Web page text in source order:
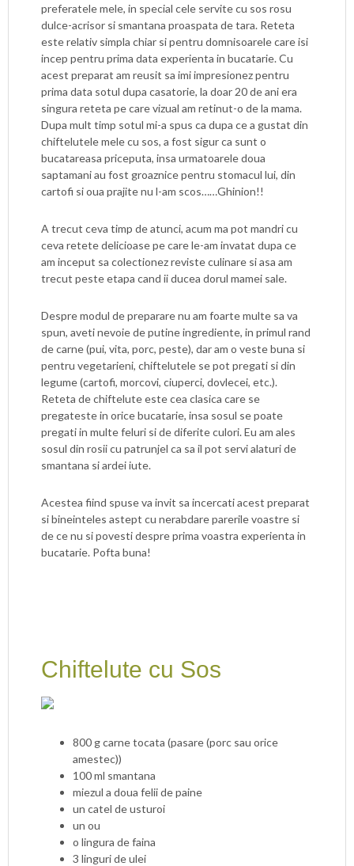
preferatele mele, in special cele servite cu sos rosu
dulce-acrisor si smantana proaspata de tara. Reteta
este relativ simpla chiar si pentru domnisoarele care isi
incep pentru prima data experienta in bucatarie. Cu
acest preparat am reusit sa imi impresionez pentru
prima data sotul dupa casatorie, la doar 20 de ani era
singura reteta pe care vizual am retinut-o de la mama.
Dupa mult timp sotul mi-a spus ca dupa ce a gustat din
chiftelutele mele cu sos, a fost sigur ca sunt o
bucatareasa priceputa, insa urmatoarele doua
saptamani au fost groaznice pentru stomacul lui, din
cartofi si oua prajite nu l-am scos……Ghinion!!
A trecut ceva timp de atunci, acum ma pot mandri cu
ceva retete delicioase pe care le-am invatat dupa ce
am inceput sa colectionez reviste culinare si asa am
trecut peste etapa cand ii ducea dorul mamei sale.
Despre modul de preparare nu am foarte multe sa va
spun, aveti nevoie de putine ingrediente, in primul rand
de carne (pui, vita, porc, peste), dar am o veste buna si
pentru vegetarieni, chiftelutele se pot pregati si din
legume (cartofi, morcovi, ciuperci, dovlecei, etc.).
Reteta de chiftelute este cea clasica care se
pregateste in orice bucatarie, insa sosul se poate
pregati in multe feluri si de diferite culori. Eu am ales
sosul din rosii cu patrunjel ca sa il pot servi alaturi de
smantana si ardei iute.
Acestea fiind spuse va invit sa incercati acest preparat
si bineinteles astept cu nerabdare parerile voastre si
de ce nu si povesti despre prima voastra experienta in
bucatarie. Pofta buna!
Chiftelute cu Sos
800 g carne tocata (pasare (porc sau orice
amestec))
100 ml smantana
miezul a doua felii de paine
un catel de usturoi
un ou
o lingura de faina
3 linguri de ulei